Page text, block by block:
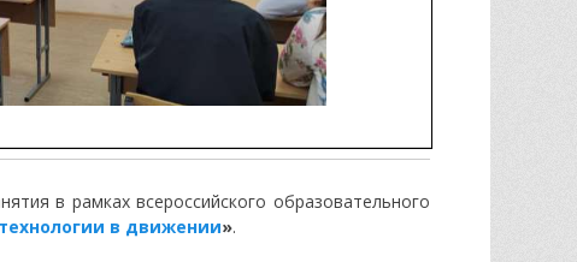
в рамках всероссийского образовательного
в движении».